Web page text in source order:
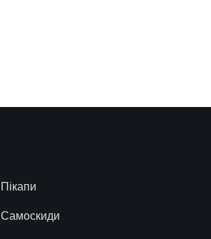
Пікапи
Самоскиди